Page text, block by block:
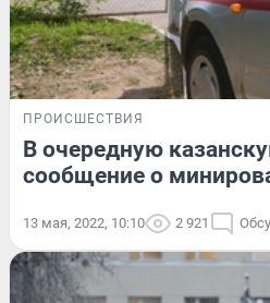
ПРОИСШЕСТВИЯ
В очередную
сообщение о
13 мая, 2022, 10:10 2 921